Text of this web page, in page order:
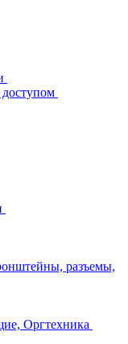
разъемы,
Оргтехника